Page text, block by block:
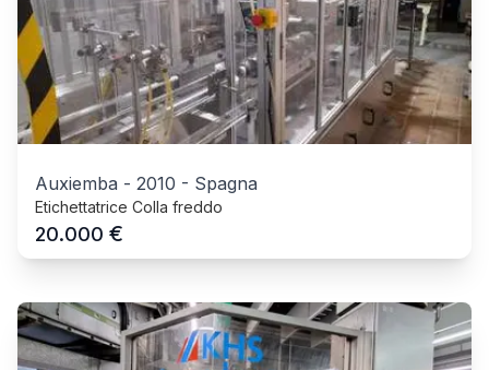
Auxiemba - 2010 - Spagna
Etichettatrice Colla freddo
20.000 €